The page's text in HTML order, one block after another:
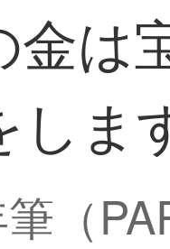
金は
ま
（